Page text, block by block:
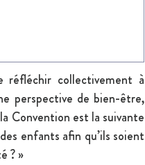
réfléchir collectivement à
perspective de bien-être,
Convention est la suivante
enfants afin qu’ils soient
? »